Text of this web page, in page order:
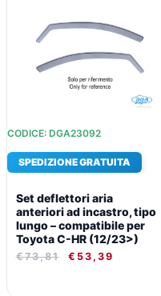
CODICE: DGA23092
SPEDIZIONE GRATUITA
Set deflettori aria
anteriori ad incastro, tipo
lungo – compatibile per
Toyota C-HR (12/23>)
€73,81
€73,81.
€ 53,39
€53,39.